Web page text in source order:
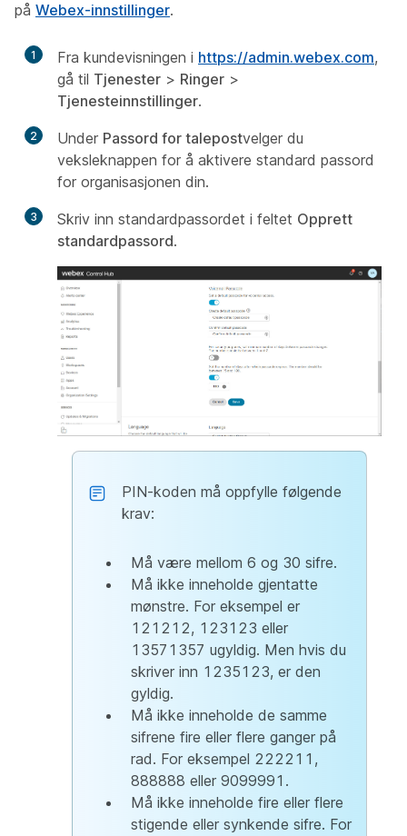
på Webex-innstillinger.
1 Fra kundevisningen i https://admin.webex.com,
gå til Tjenester > Ringer >
Tjenesteinnstillinger.
2 Under Passord for talepostvelger du
veksleknappen for å aktivere standard passord
for organisasjonen din.
3 Skriv inn standardpassordet i feltet Opprett
standardpassord.
PIN-koden må oppfylle følgende
krav:
Må være mellom 6 og 30 sifre.
Må ikke inneholde gjentatte
mønstre. For eksempel er
121212, 123123 eller
13571357 ugyldig. Men hvis du
skriver inn 1235123, er den
gyldig.
Må ikke inneholde de samme
sifrene fire eller flere ganger på
rad. For eksempel 222211,
888888 eller 9099991.
Må ikke inneholde fire eller flere
stigende eller synkende sifre. For